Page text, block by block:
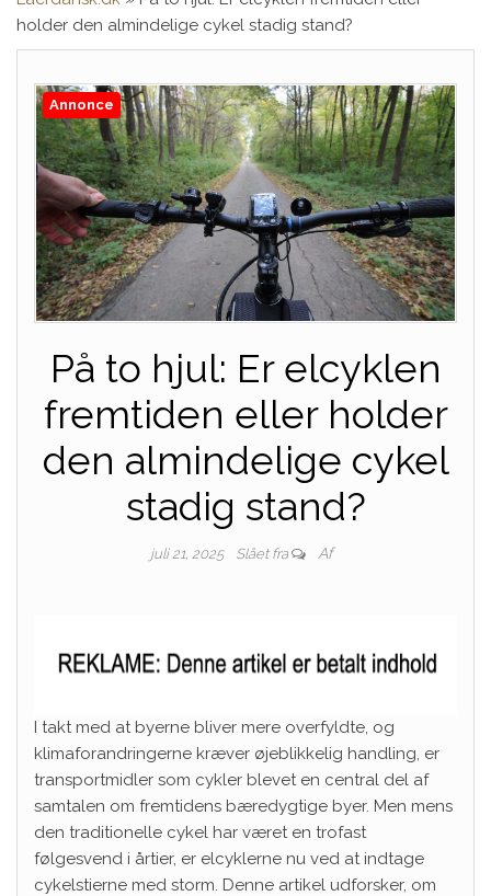
holder den almindelige cykel stadig stand?
Annonce
På to hjul: Er elcyklen
fremtiden eller holder
den almindelige cykel
stadig stand?
juli 21, 2025 Slået fra Af
I takt med at byerne bliver mere overfyldte, og
klimaforandringerne kræver øjeblikkelig handling, er
transportmidler som cykler blevet en central del af
samtalen om fremtidens bæredygtige byer. Men mens
den traditionelle cykel har været en trofast
følgesvend i årtier, er elcyklerne nu ved at indtage
cykelstierne med storm. Denne artikel udforsker, om